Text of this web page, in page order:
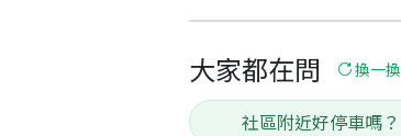
大家都在問 換一換
社區附近好停車嗎？